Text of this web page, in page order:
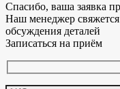
Спасибо, ваша заявка
Наш менеджер
обсуждения деталей
Записаться на приём